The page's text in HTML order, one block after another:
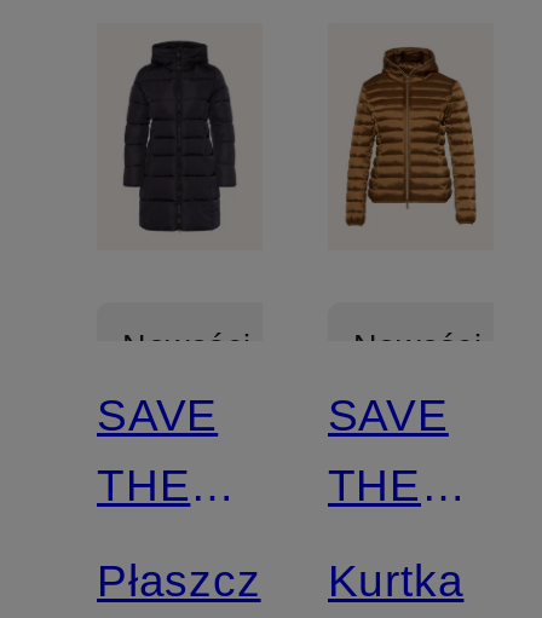
Nowości
Z
certyfikatem
SAVE
THE
DUCK
Płaszcz
Nowości
Z
certyfikatem
SAVE
THE
DUCK
Kurtka